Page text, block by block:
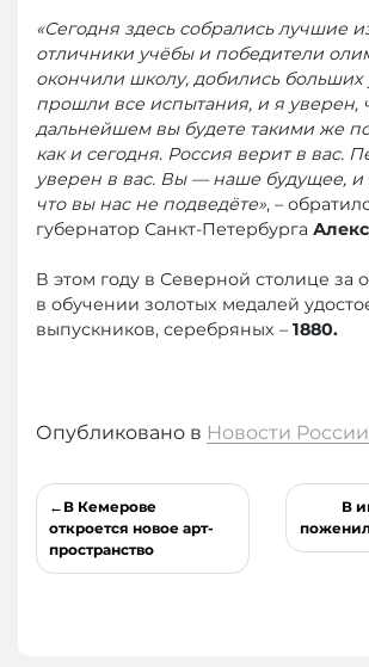
«Сегодня здесь собрались лучшие
отличники учёбы и победители
окончили школу, добились больших
прошли все испытания, и я уверен,
дальнейшем вы будете такими же
как и сегодня. Россия верит в вас.
уверен в вас. Вы — наше будущее,
что вы нас не подведёте», –
губернатор Санкт-Петербурга
В этом году в Северной столице за
в обучении золотых медалей
выпускников, серебряных – 1880.
Опубликовано в Новости
Навигация
по
записям
В Кемерове
откроется новое арт-
пространство
В